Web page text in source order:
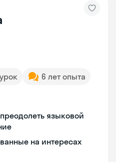
6 лет опыта
языковой
на интересах